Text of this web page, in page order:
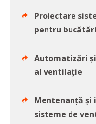
Proiectare
pentru
Automatizări
al ventilație
Mentenanță și
sisteme de